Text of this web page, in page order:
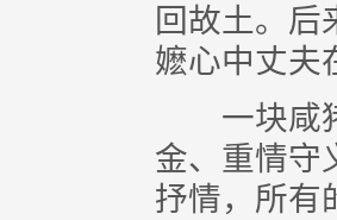
回故土。后
嬷心中丈夫
一块咸猪
金、重情守
抒情，所有